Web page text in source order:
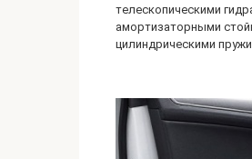
телескопическими
амортизаторными
цилиндрическими